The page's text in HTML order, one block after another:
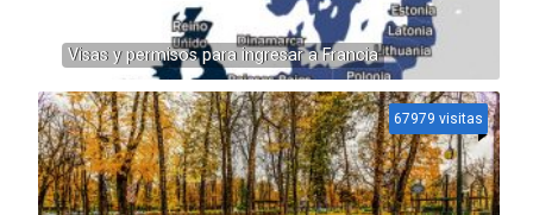
Visas y permisos para ingresar a Francia
67979 visitas